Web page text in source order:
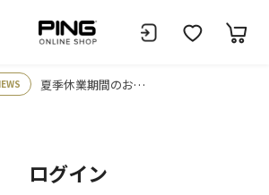
夏季休業期間のお知らせ
ログイン